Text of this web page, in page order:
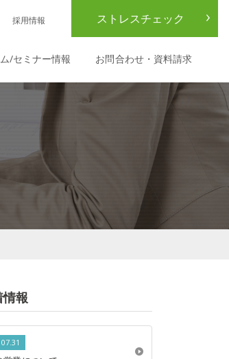
採用情報 ストレスチェック
/セミナー情報 お問合わせ・資料請求
報